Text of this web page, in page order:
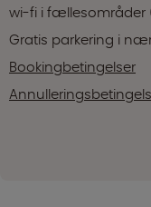
wi-fi i fællesområder
Gratis parkering i
Bookingbetingelser